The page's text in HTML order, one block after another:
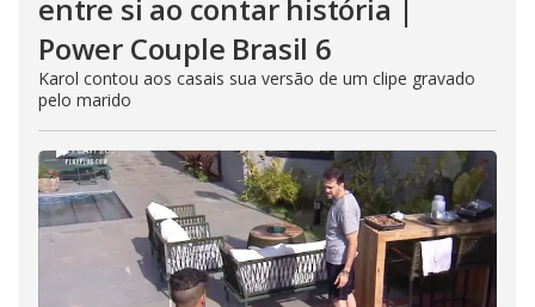
entre si ao contar história |
Power Couple Brasil 6
Karol contou aos casais sua versão de um clipe gravado
pelo marido